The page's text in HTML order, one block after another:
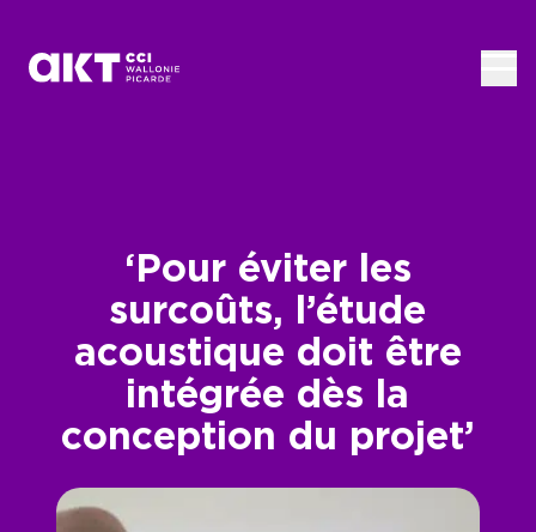
‘Pour éviter les
surcoûts, l’étude
acoustique doit être
intégrée dès la
conception du projet’